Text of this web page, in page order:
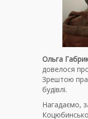
Ольга
довелося
Зрештою
будівлі.
Нагадаємо,